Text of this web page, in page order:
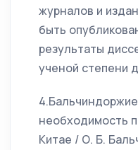
журналов и
быть
результаты
ученой степени
необходимость
Китае / О. Б.